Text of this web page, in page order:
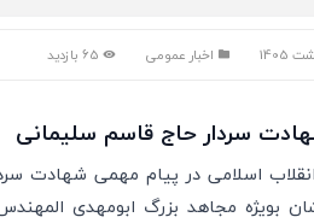
اخبار عمومی
سردار حاج قاسم سلیمانی
اسلامی در پیام مهمی شهادت
بویژه مجاهد بزرگ ابومهدی